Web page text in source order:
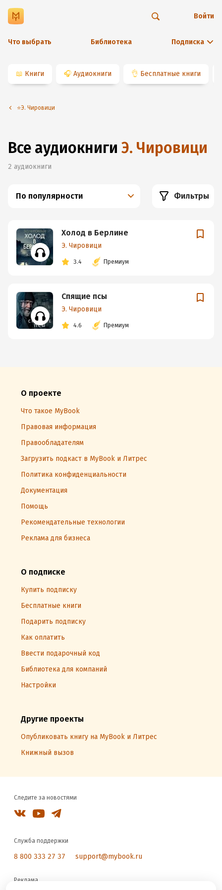
Что выбрать Библиотека Подписка
Войти
📖 Книги 🎧 Аудиокниги 👌 Бесплатные книги
⭐️Э. Чировици
Все аудиокниги Э. Чировици
2 аудиокниги
По популярности Фильтры
Холод в Берлине
Э. Чировици
3.4 Премиум
Спящие псы
Э. Чировици
4.6 Премиум
О проекте
Что такое MyBook
Правовая информация
Правообладателям
Загрузить подкаст в MyBook и Литрес
Политика конфиденциальности
Документация
Помощь
Рекомендательные технологии
Реклама для бизнеса
О подписке
Купить подписку
Бесплатные книги
Подарить подписку
Как оплатить
Ввести подарочный код
Библиотека для компаний
Настройки
Другие проекты
Опубликовать книгу на MyBook и Литрес
Книжный вызов
Следите за новостями
Служба поддержки
8 800 333 27 37 support@mybook.ru
Реклама